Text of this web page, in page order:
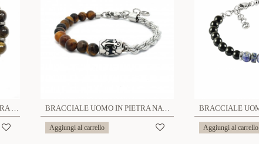
BRACCIALE ELASTICO IN PIETRA E PALLA DIAMANTATA - KM23111E614/615/616 BRACCIALE UOMO IN PIETRA NATURALI E CATENA TORCHON - KM2396E619
Aggiungi al carrello Aggiungi al carrello